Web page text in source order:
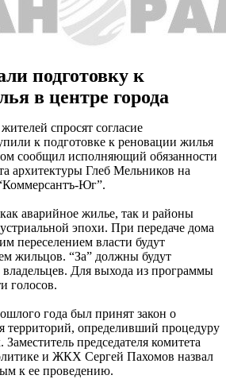
подготовку к
в центре города
спросят согласие
к подготовке к реновации жилья
сообщил исполняющий обязанности
архитектуры Глеб Мельников на
Юг”.
аварийное жилье, так и районы
эпохи. При передаче дома
переселением власти будут
жильцов. “За” должны будут
владельцев. Для выхода из программы
голосов.
года был принят закон о
территорий, определивший процедуру
председателя комитета
и ЖКХ Сергей Пахомов назвал
к ее проведению.